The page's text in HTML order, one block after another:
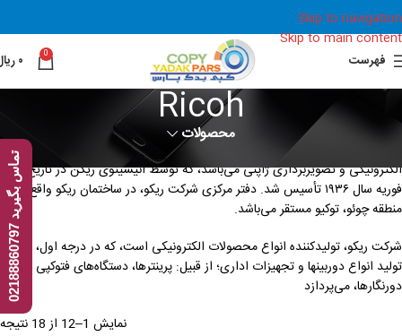
Skip to navigation
Skip to main content
فهرست 0 ۰
Ricoh
محصولات
درباره برند ریکو بیشتر بدانیم: ریکو (به ژاپنی: 株式会社リコー) شرکت چندملیتی
الکترونیکی و تصویربرداری ژاپنی می‌باشد، که توسط انیسیتوی ریکن در تاریخ ۶
فوریه سال ۱۹۳۶ تأسیس شد. دفتر مرکزی شرکت ریکو، در ساختمان ریکو واقع در
منطقه چوئو، توکیو مستقر می‌باشد.
شرکت ریکو، تولیدکننده انواع محصولات الکترونیکی است، که در درجه اول، به
تولید انواع دوربینها و تجهیزات اداری؛ از قبیل: پرینترها، دستگاه‌های فتوکپی و
دورنگارها، می‌پردازد
نمایش 1–12 از 18 نتیجه
ت
م
ا
س
ب
گ
ی
ر
ی
د
0
2
1
8
8
8
6
0
7
9
7